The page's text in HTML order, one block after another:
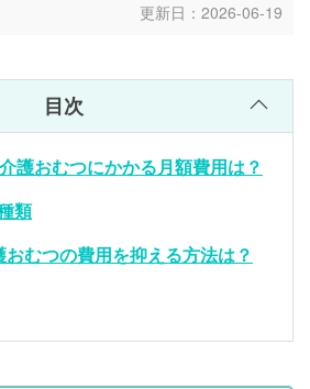
更新日：2026-06-19
目次
護おむつにかかる月額費用は？
類
むつの費用を抑える方法は？